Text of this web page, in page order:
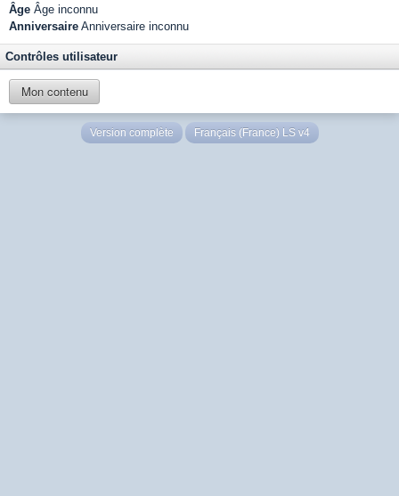
Âge Âge inconnu
Anniversaire Anniversaire inconnu
Contrôles utilisateur
Mon contenu
Version complète Français (France) LS v4